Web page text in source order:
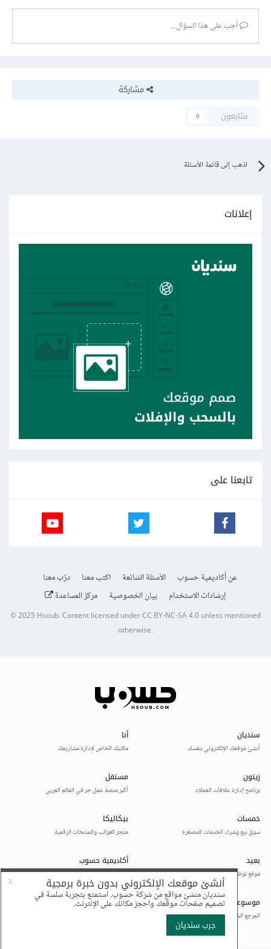
أجب على هذا السؤال...
مشاركة
متابعون
0
اذهب إلى قائمة الأسئلة
إعلانات
تابعنا على
عن أكاديمية حسوب الأسئلة الشائعة اكتب معنا
درّب معنا
إرشادات الاستخدام
بيان الخصوصية مركز المساعدة
© 2025Hsoub.Content licensed underCC BY-NC-SA 4.0unless mentioned
otherwise.